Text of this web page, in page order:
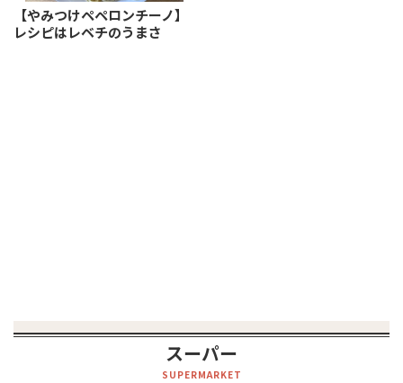
【やみつけペペロンチーノ】
レシピはレベチのうまさ
スーパー
SUPERMARKET